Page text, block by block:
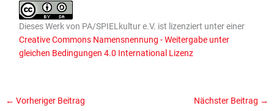
DiesesWerkvon PA/SPIELkultur e.V. ist lizenziert unter einer
Creative Commons Namensnennung - Weitergabe unter
gleichen Bedingungen 4.0 International Lizenz
← Vorheriger Beitrag Nächster Beitrag →